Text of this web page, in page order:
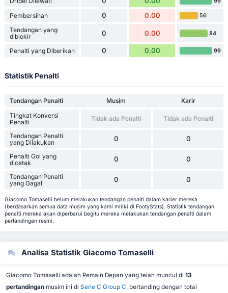
Pembersihan 0 0.00 56
Tendangan yang
diblokir
0 0.00 84
Penalti yang Diberikan 0 0.00 99
Statistik Penalti
Tendangan Penalti Musim
Karir
Tingkat Konversi
Penalti
Tidak ada Penalti Tidak ada Penalti
Tendangan Penalti
yang Dilakukan
0 0
Penalti Gol yang
dicetak
0 0
Tendangan Penalti
yang Gagal
0 0
Giacomo Tomaselli belum melakukan tendangan penalti dalam karier mereka
(berdasarkan semua data musim yang kami miliki di FootyStats). Statistik tendangan
penalti mereka akan diperbarui begitu mereka melakukan tendangan penalti dalam
pertandingan resmi.
Analisa Statistik Giacomo Tomaselli
Giacomo Tomaselli adalah Pemain Depan yang telah muncul di 13
pertandinganmusim ini di Serie C Group C, bertanding dengan total